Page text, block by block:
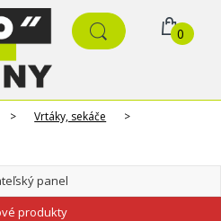
0
> Vrtáky, sekáče >
panel
produkty